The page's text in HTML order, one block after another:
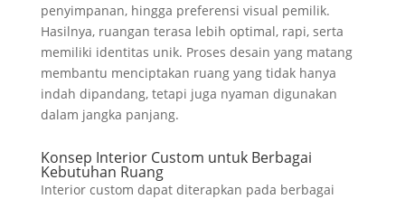
penyimpanan, hingga preferensi visual pemilik.
Hasilnya, ruangan terasa lebih optimal, rapi, serta
memiliki identitas unik. Proses desain yang matang
membantu menciptakan ruang yang tidak hanya
indah dipandang, tetapi juga nyaman digunakan
dalam jangka panjang.
Konsep Interior Custom untuk Berbagai
Kebutuhan Ruang
Interior custom dapat diterapkan pada berbagai